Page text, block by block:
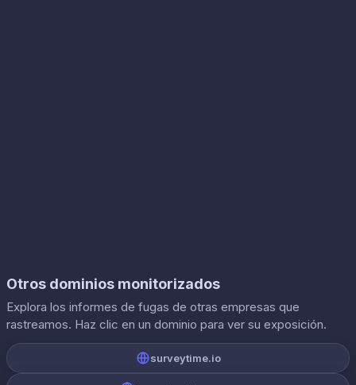
Otros dominios monitorizados
Explora los informes de fugas de otras empresas que
rastreamos. Haz clic en un dominio para ver su exposición.
surveytime.io